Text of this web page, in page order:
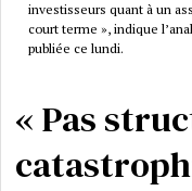
investisseurs quant à un
court terme », indique
publiée ce lundi.
« Pas